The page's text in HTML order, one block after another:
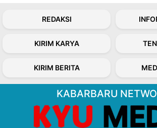
REDAKSI
KIRIM KARYA
KIRIM BERITA
KABARBARU